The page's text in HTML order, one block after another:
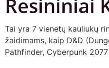
Resininiai
Tai yra 7 vienetų kauliukų
žaidimams, kaip D&D
Pathfinder, Cyberpunk